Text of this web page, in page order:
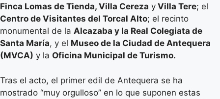
Finca Lomas de Tienda, Villa Cereza y Villa Tere; el
Centro de Visitantes del Torcal Alto; el recinto
monumental de la Alcazaba y la Real Colegiata de
Santa María, y el Museo de la Ciudad de Antequera
(MVCA) y la Oficina Municipal de Turismo.
Tras el acto, el primer edil de Antequera se ha
mostrado “muy orgulloso” en lo que suponen estas